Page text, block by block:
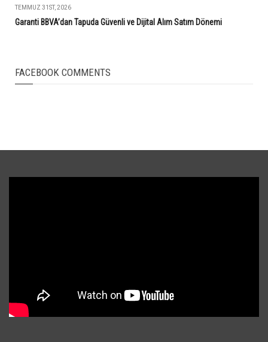
TEMMUZ 31ST, 2026
Garanti BBVA’dan Tapuda Güvenli ve Dijital Alım Satım Dönemi
FACEBOOK COMMENTS